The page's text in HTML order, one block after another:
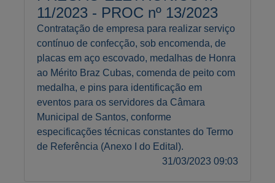
11/2023 - PROC nº 13/2023
Contratação de empresa para realizar serviço
contínuo de confecção, sob encomenda, de
placas em aço escovado, medalhas de Honra
ao Mérito Braz Cubas, comenda de peito com
medalha, e pins para identificação em
eventos para os servidores da Câmara
Municipal de Santos, conforme
especificações técnicas constantes do Termo
de Referência (Anexo I do Edital).
31/03/2023 09:03